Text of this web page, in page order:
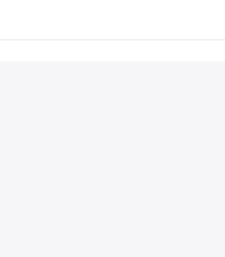
ne asigurăm că fiecare comandă
cele mai bune oferte!